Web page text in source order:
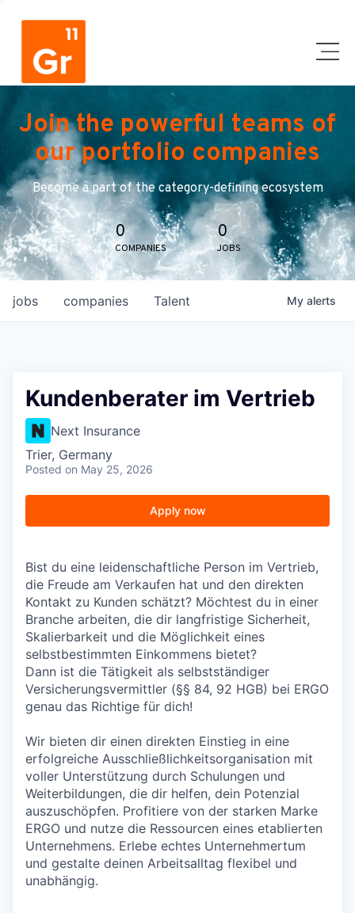
Join the powerful teams of
our portfolio companies
Become a part of the category-defining ecosystem
0
COMPANIES
0
JOBS
jobs companies Talent My alerts
Kundenberater im Vertrieb
Next Insurance
Trier, Germany
Posted on May 25, 2026
Apply now
Bist du eine leidenschaftliche Person im Vertrieb,
die Freude am Verkaufen hat und den direkten
Kontakt zu Kunden schätzt? Möchtest du in einer
Branche arbeiten, die dir langfristige Sicherheit,
Skalierbarkeit und die Möglichkeit eines
selbstbestimmten Einkommens bietet?
Dann ist die Tätigkeit als selbstständiger
Versicherungsvermittler (§§ 84, 92 HGB) bei ERGO
genau das Richtige für dich!
Wir bieten dir einen direkten Einstieg in eine
erfolgreiche Ausschließlichkeitsorganisation mit
voller Unterstützung durch Schulungen und
Weiterbildungen, die dir helfen, dein Potenzial
auszuschöpfen. Profitiere von der starken Marke
ERGO und nutze die Ressourcen eines etablierten
Unternehmens. Erlebe echtes Unternehmertum
und gestalte deinen Arbeitsalltag flexibel und
unabhängig.